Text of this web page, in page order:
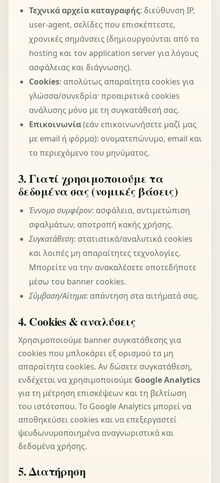
Τεχνικά αρχεία καταγραφής: διεύθυνση IP,
user‑agent, σελίδες που επισκέπτεστε,
χρονικές σημάνσεις (δημιουργούνται από το
hosting και τον application server για λόγους
ασφάλειας και διάγνωσης).
Cookies: απολύτως απαραίτητα cookies για
γλώσσα/συνεδρία· προαιρετικά cookies
ανάλυσης μόνο με τη συγκατάθεσή σας.
Επικοινωνία(εάν επικοινωνήσετε μαζί μας
με email ή φόρμα): ονοματεπώνυμο, email και
το περιεχόμενο του μηνύματος.
3. Γιατί χρησιμοποιούμε τα
δεδομένα σας (νομικές βάσεις)
Έννομο συμφέρον: ασφάλεια, αντιμετώπιση
σφαλμάτων, αποτροπή κακής χρήσης.
Συγκατάθεση: στατιστικά/αναλυτικά cookies
και λοιπές μη απαραίτητες τεχνολογίες.
Μπορείτε να την ανακαλέσετε οποτεδήποτε
μέσω του banner cookies.
Σύμβαση/Αίτημα: απάντηση στα αιτήματά σας.
4. Cookies & αναλύσεις
Χρησιμοποιούμε banner συγκατάθεσης για
cookies που μπλοκάρει εξ ορισμού τα μη
απαραίτητα cookies. Αν δώσετε συγκατάθεση,
ενδέχεται να χρησιμοποιούμε Google Analytics
για τη μέτρηση επισκέψεων και τη βελτίωση
του ιστότοπου. Το Google Analytics μπορεί να
αποθηκεύσει cookies και να επεξεργαστεί
ψευδωνυμοποιημένα αναγνωριστικά και
δεδομένα χρήσης.
5. Διατήρηση